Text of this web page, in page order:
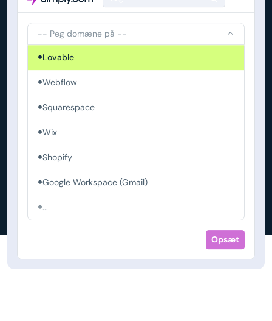
-- Peg domæne på --
Lovable
Webflow
Squarespace
Wix
Shopify
Google Workspace (Gmail)
...
Opsæt